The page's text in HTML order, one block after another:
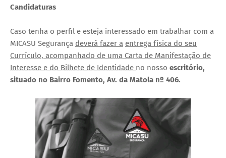
Candidaturas
Caso tenha o perfil e esteja interessado em trabalhar com a
MICASU Segurança deverá fazer a entrega física do seu
Currículo, acompanhado de uma Carta de Manifestação de
Interesse e do Bilhete de Identidade no nosso escritório,
situado no Bairro Fomento, Av. da Matola nº 406.